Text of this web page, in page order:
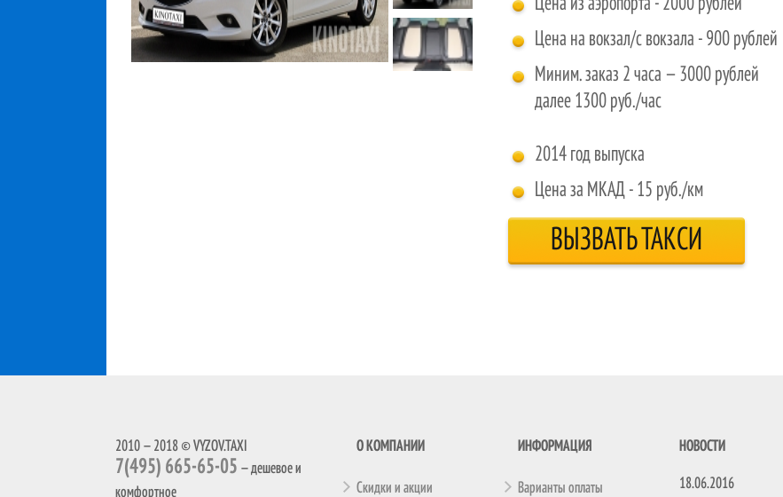
Цена на вокзал/с вокзала - 900 рублей
Миним. заказ 2 часа — 3000 рублей
далее 1300 руб./час
2014 год выпуска
Цена за МКАД - 15 руб./км
ВЫЗВАТЬ ТАКСИ
2010 — 2018 © VYZOV.TAXI
7(495) 665-65-05 — дешевое и
комфортное
О КОМПАНИИ
Скидки и акции
ИНФОРМАЦИЯ
Варианты оплаты
НОВОСТИ
18.06.2016